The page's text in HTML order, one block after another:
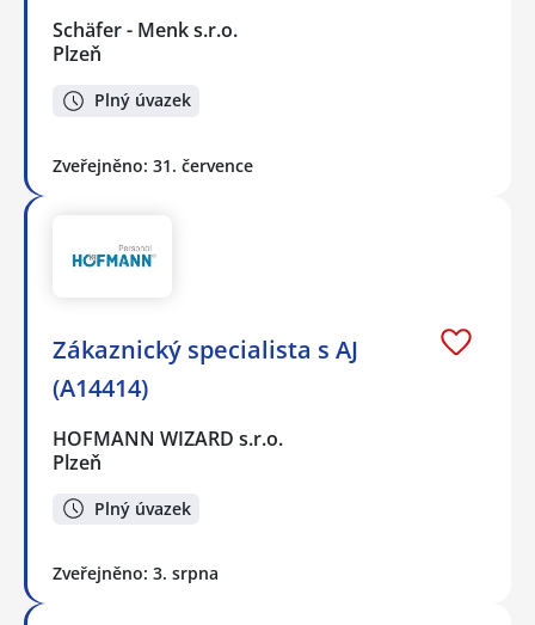
Schäfer - Menk s.r.o.
Plzeň
Plný úvazek
Zveřejněno: 31. července
Zákaznický specialista s AJ
(A14414)
HOFMANN WIZARD s.r.o.
Plzeň
Plný úvazek
Zveřejněno: 3. srpna